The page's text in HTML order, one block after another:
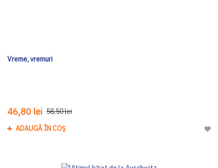
Vreme, vremuri
46,80 lei 58,50 lei
ADAUGĂ ÎN COȘ